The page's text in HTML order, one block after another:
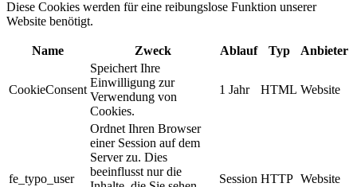
Diese Cookies werden für eine reibungslose Funktion unserer
Website benötigt.
Name Zweck Ablauf Typ Anbieter
CookieConsent
Speichert Ihre
Einwilligung zur
Verwendung von
Cookies.
1 Jahr HTML Website
fe_typo_user
Ordnet Ihren Browser
einer Session auf dem
Server zu. Dies
beeinflusst nur die
Session HTTP Website